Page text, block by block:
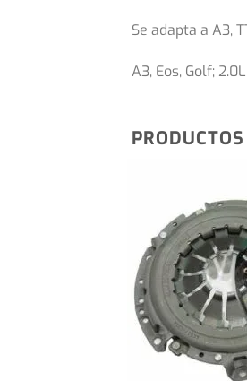
Se adapta a A3,
A3, Eos, Golf;